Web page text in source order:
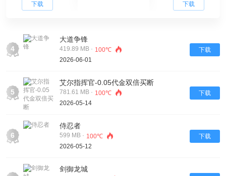
下载
下载
4
大道争锋
419.89 MB · 100℃
2026-06-01
下载
5
艾尔指挥官-0.05代金双倍买断
781.61 MB · 100℃
2026-05-14
下载
6
侍忍者
599 MB · 100℃
2026-05-12
下载
剑御龙城